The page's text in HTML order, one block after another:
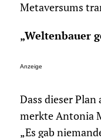
Metaversums
„Weltenbauer
Anzeige
Dass dieser
merkte Antonia
„Es gab